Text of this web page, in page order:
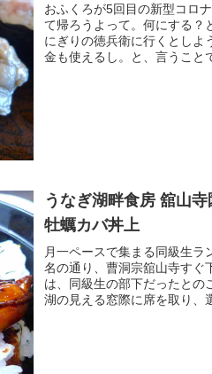
おふくろが5回目の新型コロ
て帰ろうよって。何にする？
にぎりの徳兵衛に行くとしよ
金も使えるし。と、言うこと
うなぎ湖畔食房 舘山
牡蠣カバ丼上
月一ペースで集まる同級生
名の通り、曹洞宗舘山寺す
は、同級生の部下だったとの
湖の見える窓際に席を取り、